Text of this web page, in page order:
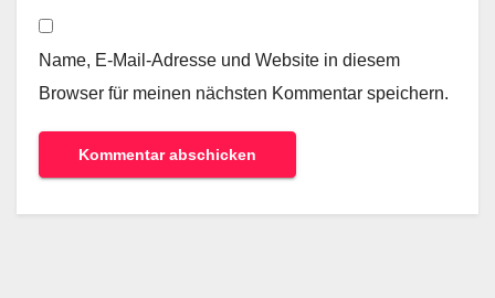
Name, E-Mail-Adresse und Website in diesem
Browser für meinen nächsten Kommentar speichern.